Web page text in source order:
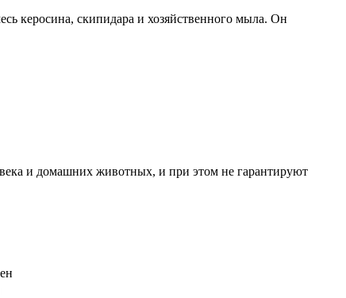
керосина, скипидара и хозяйственного мыла. Он
и домашних животных, и при этом не гарантируют